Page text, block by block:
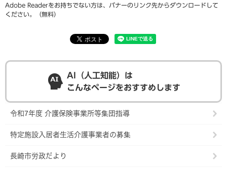
Adobe Readerをお持ちでない方は、バナーのリンク先からダウンロードして
ください。（無料）
AI（人工知能）は
こんなページをおすすめします
令和7年度 介護保険事業所等集団指導
特定施設入居者生活介護事業者の募集
長崎市労政だより